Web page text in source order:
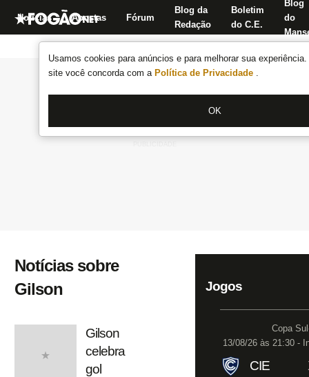
Usamos cookies para anúncios e para melhorar sua
site você concorda com a Política de Privacidade .
OK
Notícias Apostas Fórum
Blog da
Redação
Boletim
do C.E.
Blog
do
Notícias sobre
Gilson
Gilson
celebra
gol
Jogos
Copa
13/08/26 às 21:30 -
CIE